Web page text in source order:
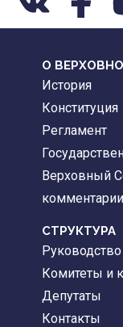
О
История
Конституция
Регламент
Верховный
комментарии
CТРУКТУРА
Комитеты и
Депутаты
Контакты